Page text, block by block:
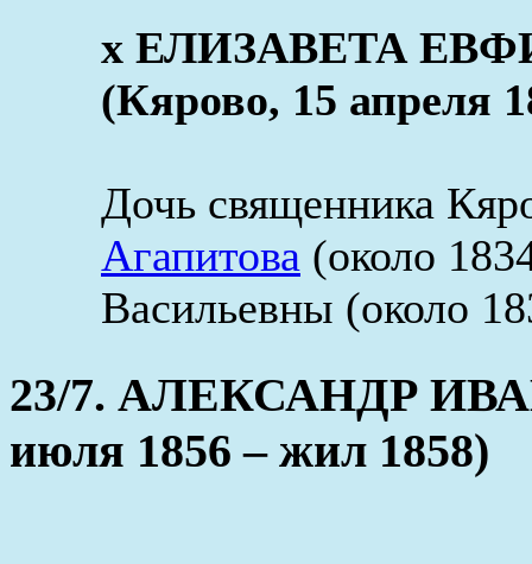
х ЕЛИЗАВЕТА
(Кярово, 15 апреля
Дочь священника
Агапитова (около
Васильевны (около
23/7. АЛЕКСАНДР
июля 1856 – жил 1858)